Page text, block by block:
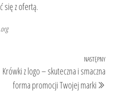
się z ofertą.
NASTĘPNY
Krówki z logo – skuteczna i smaczna
forma promocji Twojej marki